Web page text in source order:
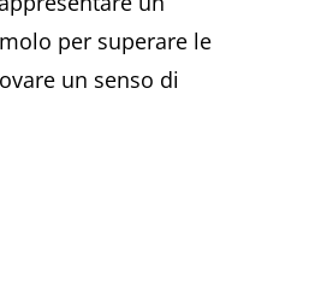
per superare le
un senso di